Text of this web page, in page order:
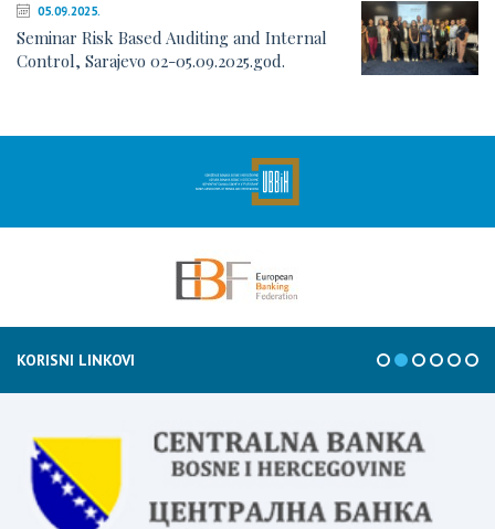
05.09.2025.
Seminar Risk Based Auditing and Internal
Control, Sarajevo 02-05.09.2025.god.
KORISNI LINKOVI